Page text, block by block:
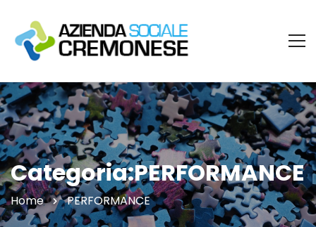
Categoria:PERFORMANCE
Home PERFORMANCE